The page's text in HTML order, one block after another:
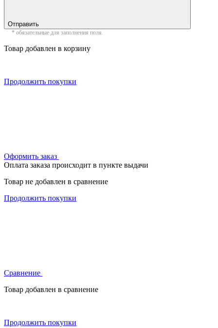
Отправить
* обязательные для заполнения поля.
Товар добавлен в корзину
Продолжить покупки
Оформить заказ
Оплата заказа происходит в пункте выдачи
Товар не добавлен в сравнение
Продолжить покупки
Сравнение
Товар добавлен в сравнение
Продолжить покупки